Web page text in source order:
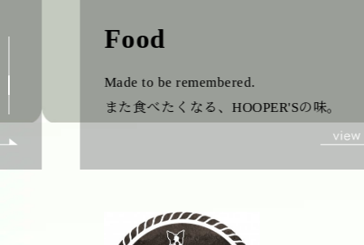
Food
Made to be remembered.
また食べたくなる、HOOPER'Sの味。